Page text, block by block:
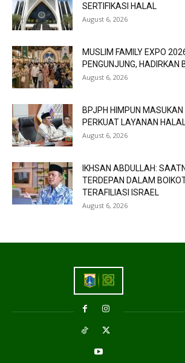
SERTIFIKASI HALAL
August 6, 2026
MUSLIM FAMILY EXPO
PENGUNJUNG, HADIRKAN
August 6, 2026
BPJPH HIMPUN MASUKAN
PERKUAT LAYANAN HALAL
August 6, 2026
IKHSAN ABDULLAH:
TERDEPAN DALAM
TERAFILIASI ISRAEL
August 6, 2026